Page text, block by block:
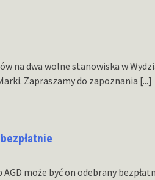
na dwa wolne stanowiska w
Zapraszamy do zapoznania [...]
może być on odebrany